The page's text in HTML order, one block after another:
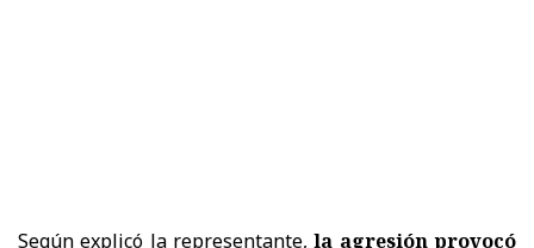
Según explicó la representante,la agresión provocó